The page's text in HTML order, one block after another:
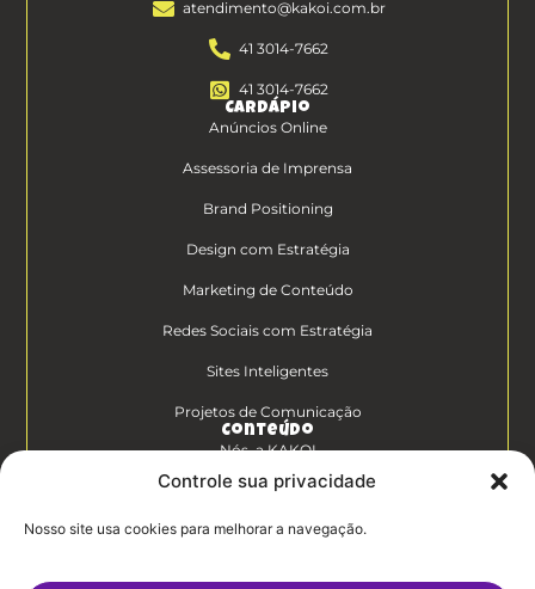
Controle sua privacidade
Nosso site usa cookies para melhorar a navegação.
atendimento@kakoi.com.br
41 3014-7662
41 3014-7662
Cardápio
Anúncios Online
Assessoria de Imprensa
Brand Positioning
Design com Estratégia
Marketing de Conteúdo
Redes Sociais com Estratégia
Sites Inteligentes
Projetos de Comunicação
Conteúdo
Nós, a KAKOI
Diferenciais Clientes KAKOI
KAKOICast